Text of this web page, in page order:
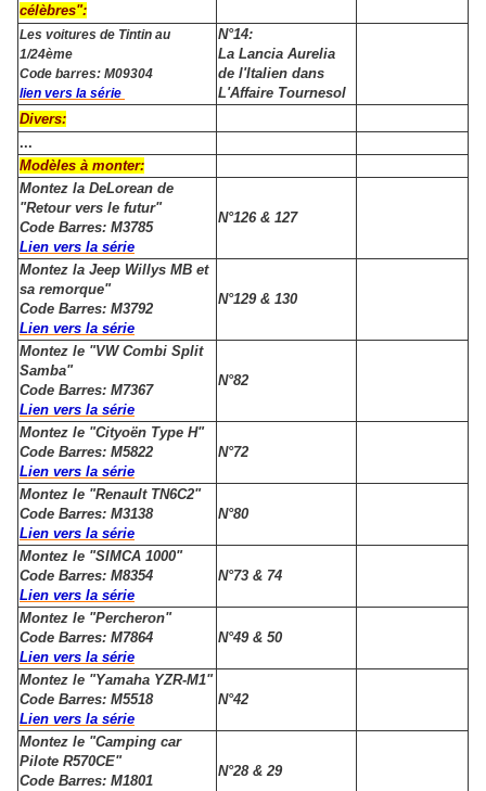
célèbres":
Les voitures de Tintin au
1/24ème
Code barres: M09304
lien vers la série
N°14:
La Lancia Aurelia
de l'Italien dans
L'Affaire Tournesol
Divers:
...
Modèles à monter:
Montez la DeLorean de
"Retour vers le futur"
Code Barres: M3785
Lien vers la série
N°126 & 127
Montez la Jeep Willys MB et
sa remorque"
Code Barres: M3792
Lien vers la série
N°129 & 130
Montez le "VW Combi Split
Samba"
Code Barres: M7367
Lien vers la série
N°82
Montez le "Cityoën Type H"
Code Barres: M5822
Lien vers la série
N°72
Montez le "Renault TN6C2"
Code Barres: M3138
Lien vers la série
N°80
Montez le "SIMCA 1000"
Code Barres: M8354
Lien vers la série
N°73 & 74
Montez le "Percheron"
Code Barres: M7864
Lien vers la série
N°49 & 50
Montez le "Yamaha YZR-M1"
Code Barres: M5518
Lien vers la série
N°42
Montez le "Camping car
Pilote R570CE"
Code Barres: M1801
N°28 & 29